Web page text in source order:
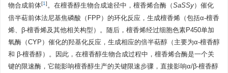
物合成前体[1]。在檀香醇生物合成途径中，檀香烯合酶（SaSSy）催化
倍半萜前体法尼基焦磷酸（FPP）的环化反应，生成檀香烯（包括α-檀香
烯、β-檀香烯及其他相关构型）。随后，檀香烯经过细胞色素P450单加
氧酶（CYP）催化的羟基化反应，生成相应的倍半萜醇（主要为α-檀香醇
和 β-檀香醇）。因此，在檀香醇生物合成过程中，檀香烯合酶是一个关
键的限速酶，它能影响檀香醇生产的关键限速步骤，直接影响α/β-檀香醇